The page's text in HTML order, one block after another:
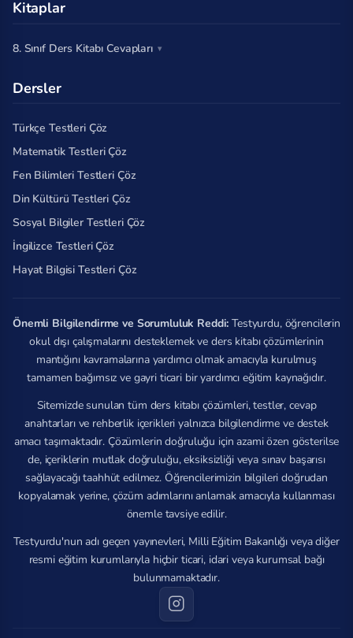
Kitaplar
8. Sınıf Ders Kitabı Cevapları
Dersler
Türkçe Testleri Çöz
Matematik Testleri Çöz
Fen Bilimleri Testleri Çöz
Din Kültürü Testleri Çöz
Sosyal Bilgiler Testleri Çöz
İngilizce Testleri Çöz
Hayat Bilgisi Testleri Çöz
Önemli Bilgilendirme ve Sorumluluk Reddi: Testyurdu, öğrencilerin
okul dışı çalışmalarını desteklemek ve ders kitabı çözümlerinin
mantığını kavramalarına yardımcı olmak amacıyla kurulmuş
tamamen bağımsız ve gayri ticari bir yardımcı eğitim kaynağıdır.
Sitemizde sunulan tüm ders kitabı çözümleri, testler, cevap
anahtarları ve rehberlik içerikleri yalnızca bilgilendirme ve destek
amacı taşımaktadır. Çözümlerin doğruluğu için azami özen gösterilse
de, içeriklerin mutlak doğruluğu, eksiksizliği veya sınav başarısı
sağlayacağı taahhüt edilmez. Öğrencilerimizin bilgileri doğrudan
kopyalamak yerine, çözüm adımlarını anlamak amacıyla kullanması
önemle tavsiye edilir.
Testyurdu'nun adı geçen yayınevleri, Milli Eğitim Bakanlığı veya diğer
resmi eğitim kurumlarıyla hiçbir ticari, idari veya kurumsal bağı
bulunmamaktadır.